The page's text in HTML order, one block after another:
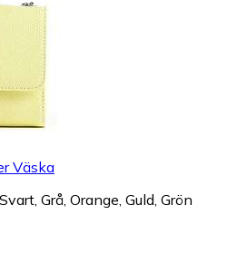
Väska
Grå, Orange, Guld, Grön